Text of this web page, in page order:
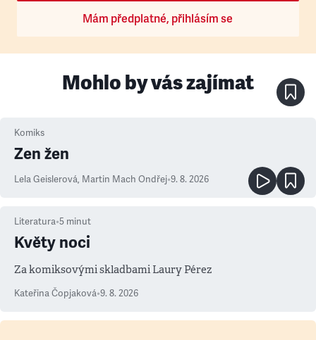
Mám předplatné, přihlásím se
Mohlo by vás zajímat
Komiks
Zen žen
Lela Geislerová, Martin Mach Ondřej•9. 8. 2026
Literatura•5 minut
Květy noci
Za komiksovými skladbami Laury Pérez
Kateřina Čopjaková•9. 8. 2026